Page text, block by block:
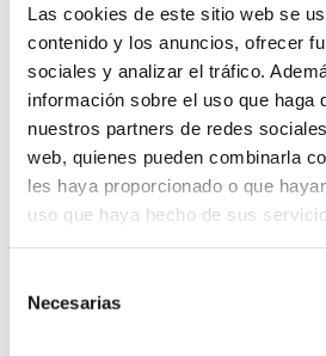
Las cookies de este sitio web se
contenido y los anuncios, ofrecer
sociales y analizar el tráfico.
información sobre el uso que haga
nuestros partners de redes
web, quienes pueden combinarla
les haya proporcionado o que
uso que haya hecho de sus
Necesarias
chevron_left chevron_right